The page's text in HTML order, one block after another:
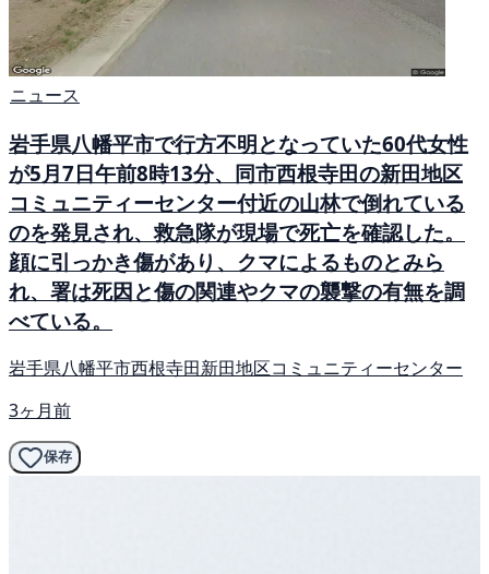
ニュース
岩手県八幡平市で行方不明となっていた60代女性
が5月7日午前8時13分、同市西根寺田の新田地区
コミュニティーセンター付近の山林で倒れている
のを発見され、救急隊が現場で死亡を確認した。
顔に引っかき傷があり、クマによるものとみら
れ、署は死因と傷の関連やクマの襲撃の有無を調
べている。
岩手県八幡平市西根寺田新田地区コミュニティーセンター
3ヶ月前
保存